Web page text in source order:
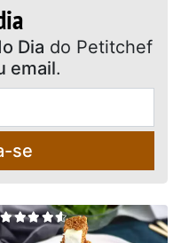
Dia do Petitchef
email.
se